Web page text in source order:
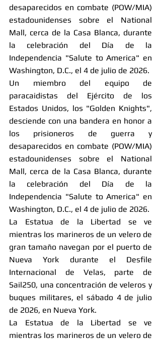
desaparecidos en combate (POW/MIA)
estadounidenses sobre el National
Mall, cerca de la Casa Blanca, durante
la celebración del Día de la
Independencia "Salute to America" en
Washington, D.C., el 4 de julio de 2026.
Un miembro del equipo de
paracaidistas del Ejército de los
Estados Unidos, los "Golden Knights",
desciende con una bandera en honor a
los prisioneros de guerra y
desaparecidos en combate (POW/MIA)
estadounidenses sobre el National
Mall, cerca de la Casa Blanca, durante
la celebración del Día de la
Independencia "Salute to America" en
Washington, D.C., el 4 de julio de 2026.
La Estatua de la Libertad se ve
mientras los marineros de un velero de
gran tamaño navegan por el puerto de
Nueva York durante el Desfile
Internacional de Velas, parte de
Sail250, una concentración de veleros y
buques militares, el sábado 4 de julio
de 2026, en Nueva York.
La Estatua de la Libertad se ve
mientras los marineros de un velero de